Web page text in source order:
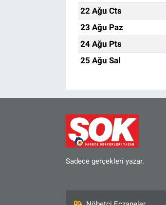
22 Ağu Cts
23 Ağu Paz
24 Ağu Pts
25 Ağu Sal
Sadece gerçekleri yazar.